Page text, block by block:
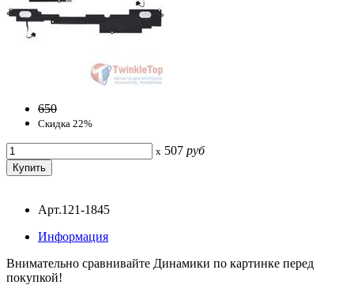
650
Скидка 22%
x 507 руб
Арт.121-1845
Информация
Внимательно сравнивайте Динамики по картинке перед
покупкой!